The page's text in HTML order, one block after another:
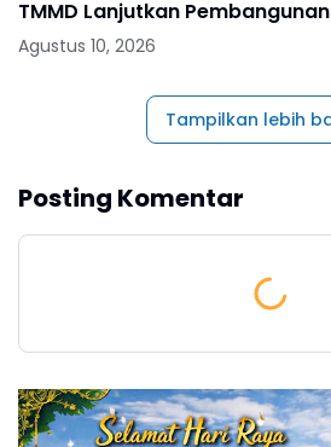
TMMD Lanjutkan
Agustus 10, 2026
Tampilkan lebih
Posting Komentar